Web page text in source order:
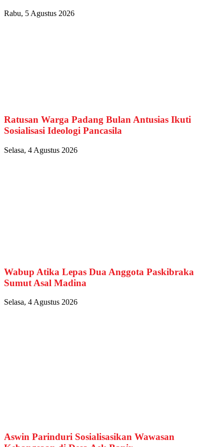
Rabu, 5 Agustus 2026
Ratusan Warga Padang Bulan Antusias Ikuti
Sosialisasi Ideologi Pancasila
Selasa, 4 Agustus 2026
Wabup Atika Lepas Dua Anggota Paskibraka
Sumut Asal Madina
Selasa, 4 Agustus 2026
Aswin Parinduri Sosialisasikan Wawasan